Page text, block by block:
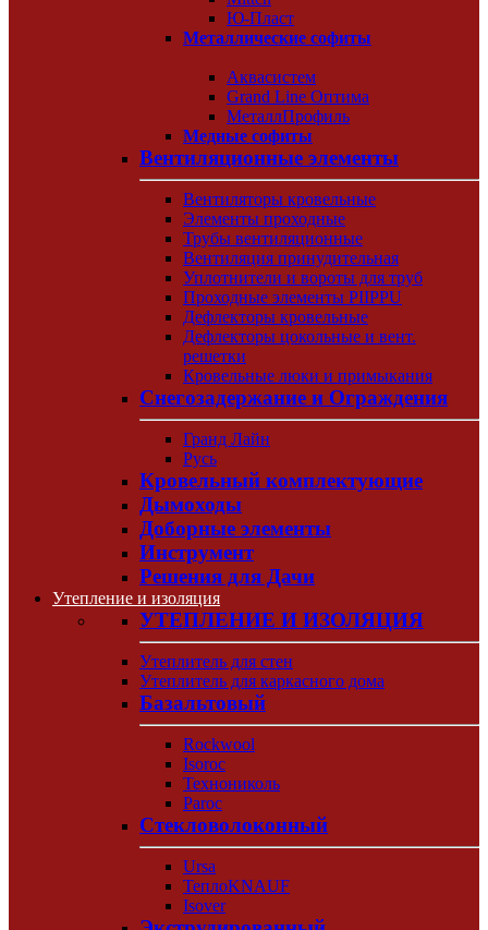
Ю-Пласт
Металлические софиты
Аквасистем
Grand Line Оптима
МеталлПрофиль
Медные софиты
Вентиляционные элементы
Вентиляторы кровельные
Элементы проходные
Трубы вентиляционные
Вентиляция принудительная
Уплотнители и вороты для труб
Проходные элементы PIIPPU
Дефлекторы кровельные
Дефлекторы цокольные и вент.
решетки
Кровельные люки и примыкания
Снегозадержание и Ограждения
Гранд Лайн
Русь
Кровельный комплектующие
Дымоходы
Доборные элементы
Инструмент
Решения для Дачи
Утепление и изоляция
УТЕПЛЕНИЕ И ИЗОЛЯЦИЯ
Утеплитель для стен
Утеплитель для каркасного дома
Базальтовый
Rockwool
Isoroc
Технониколь
Paroc
Стекловолоконный
Ursa
ТеплоKNAUF
Isover